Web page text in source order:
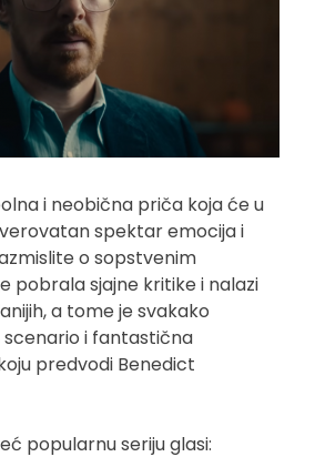
i neobična priča koja će u
spektar emocija i
o sopstvenim
pobrala sjajne kritike i nalazi
a tome je svakako
i fantastična
predvodi Benedict
popularnu seriju glasi: